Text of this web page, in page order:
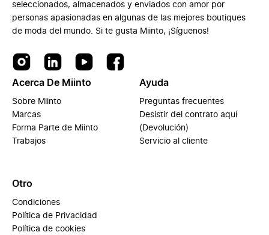
seleccionados, almacenados y enviados con amor por
personas apasionadas en algunas de las mejores boutiques
de moda del mundo. Si te gusta Miinto, ¡Síguenos!
Acerca De Miinto
Sobre Miinto
Marcas
Forma Parte de Miinto
Trabajos
Ayuda
Preguntas frecuentes
Desistir del contrato aquí
(Devolución)
Servicio al cliente
Otro
Condiciones
Política de Privacidad
Política de cookies